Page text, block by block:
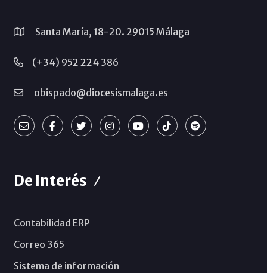
Santa María, 18-20. 29015 Málaga
(+34) 952 224 386
obispado@diocesismalaga.es
De Interés
Contabilidad ERP
Correo 365
Sistema de información